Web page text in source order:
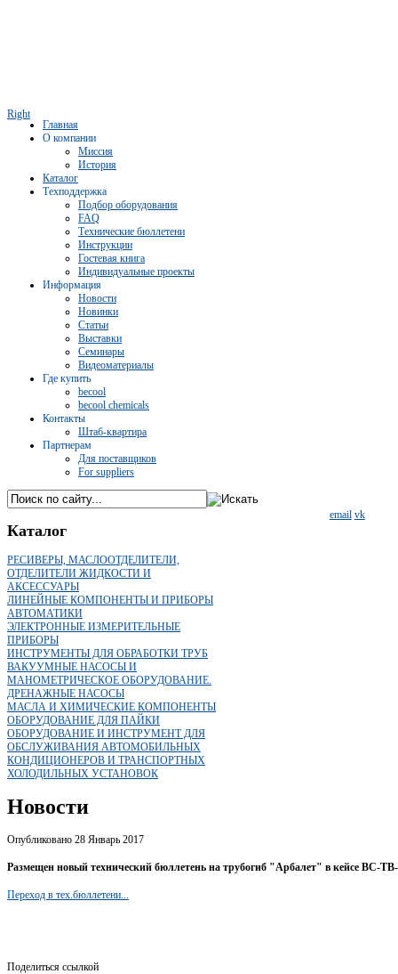
Right
Главная
О компании
Миссия
История
Каталог
Техподдержка
Подбор оборудования
FAQ
Технические бюллетени
Инструкции
Гостевая книга
Индивидуальные проекты
Информация
Новости
Новинки
Статьи
Выставки
Семинары
Видеоматериалы
Где купить
becool
becool chemicals
Контакты
Штаб-квартира
Партнерам
Для поставщиков
For suppliers
email vk
Каталог
РЕСИВЕРЫ, МАСЛООТДЕЛИТЕЛИ,
ОТДЕЛИТЕЛИ ЖИДКОСТИ И
АКСЕССУАРЫ
ЛИНЕЙНЫЕ КОМПОНЕНТЫ И ПРИБОРЫ
АВТОМАТИКИ
ЭЛЕКТРОННЫЕ ИЗМЕРИТЕЛЬНЫЕ
ПРИБОРЫ
ИНСТРУМЕНТЫ ДЛЯ ОБРАБОТКИ ТРУБ
ВАКУУМНЫЕ НАСОСЫ И
МАНОМЕТРИЧЕСКОЕ ОБОРУДОВАНИЕ.
ДРЕНАЖНЫЕ НАСОСЫ
МАСЛА И ХИМИЧЕСКИЕ КОМПОНЕНТЫ
ОБОРУДОВАНИЕ ДЛЯ ПАЙКИ
ОБОРУДОВАНИЕ И ИНСТРУМЕНТ ДЛЯ
ОБСЛУЖИВАНИЯ АВТОМОБИЛЬНЫХ
КОНДИЦИОНЕРОВ И ТРАНСПОРТНЫХ
ХОЛОДИЛЬНЫХ УСТАНОВОК
Новости
Опубликовано 28 Январь 2017
Размещен новый технический бюллетень на трубогиб "Арбалет" в кейсе BC-
Переход в тех.бюллетени...
Поделиться ссылкой